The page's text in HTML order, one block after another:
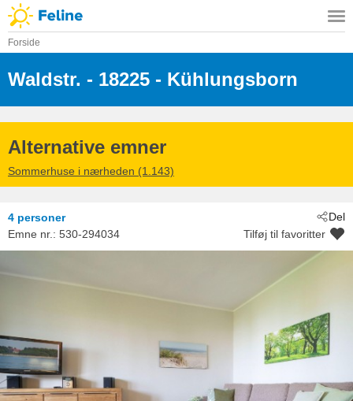
Forside
Waldstr. - 18225 - Kühlungsborn
Alternative emner
Sommerhuse i nærheden (1.143)
Del
4 personer
Emne nr.: 530-294034 Tilføj til favoritter